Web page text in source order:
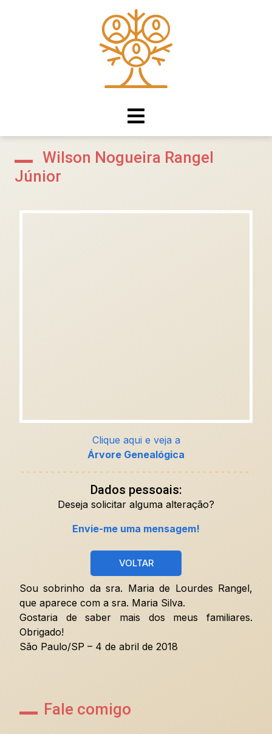
Wilson Nogueira Rangel
Júnior
Clique aqui e veja a
Árvore Genealógica
Dados pessoais:
Deseja solicitar alguma alteração?
Envie-me uma mensagem!
VOLTAR
Sou sobrinho da sra. Maria de Lourdes Rangel,
que aparece com a sra. Maria Silva.
Gostaria de saber mais dos meus familiares.
Obrigado!
São Paulo/SP – 4 de abril de 2018
Fale comigo